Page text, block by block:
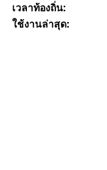
เวลาท้องถิ่น:
ใช้งานล่าสุด: